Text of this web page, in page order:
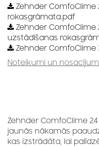
Zehnder ComfoClime
rokasgrāmata.pdf
Zehnder ComfoClime
uzstādīšanas
Zehnder ComfoClime
Noteikumi un
Zehnder ComfoClime
jaunās nākamās
kas izstrādāta, lai